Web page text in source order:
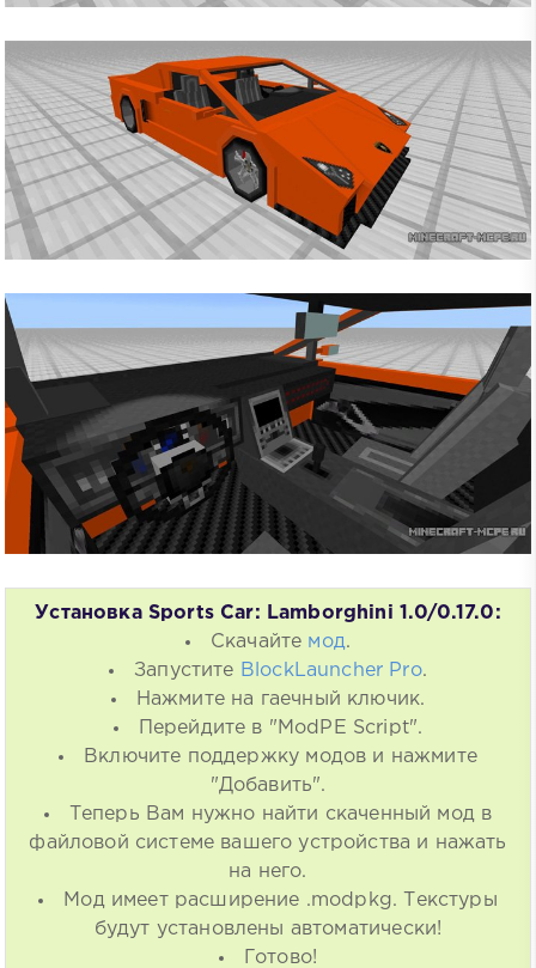
Установка Sports Car: Lamborghini 1.0/0.17.0:
Скачайте мод .
Запустите BlockLauncher Pro.
Нажмите на гаечный ключик.
Перейдите в "ModPE Script".
Включите поддержку модов и нажмите
"Добавить".
Теперь Вам нужно найти скаченный мод в
файловой системе вашего устройства и нажать
на него.
Мод имеет расширение .modpkg. Текстуры
будут установлены автоматически!
Готово!